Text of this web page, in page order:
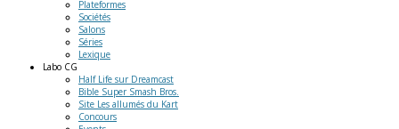
Plateformes
Sociétés
Salons
Séries
Lexique
Labo CG
Half Life sur Dreamcast
Bible Super Smash Bros.
Site Les allumés du Kart
Concours